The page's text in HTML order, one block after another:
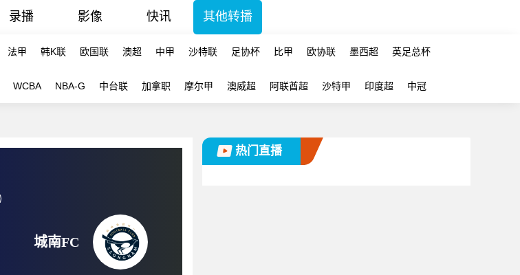
录播 影像 快讯 其他转播
法甲 韩K联 欧国联 澳超 中甲 沙特联 足协杯 比甲 欧协联 墨西超 英足总杯
WCBA NBA-G 中台联 加拿职 摩尔甲 澳威超 阿联酋超 沙特甲 印度超 中冠
城南FC
热门直播